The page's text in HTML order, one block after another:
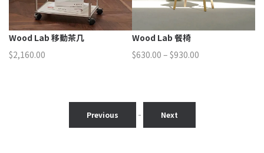
Wood Lab 移動茶几
$2,160.00
Wood Lab 餐椅
$630.00 – $930.00
Previous - Next